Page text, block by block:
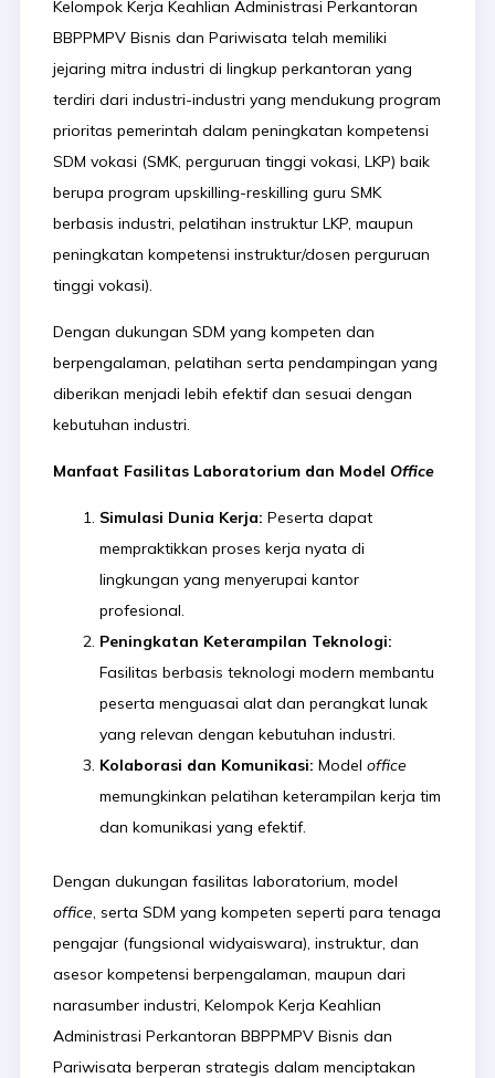
Kelompok Kerja Keahlian Administrasi Perkantoran
BBPPMPV Bisnis dan Pariwisata telah memiliki
jejaring mitra industri di lingkup perkantoran yang
terdiri dari industri-industri yang mendukung program
prioritas pemerintah dalam peningkatan kompetensi
SDM vokasi (SMK, perguruan tinggi vokasi, LKP) baik
berupa program upskilling-reskilling guru SMK
berbasis industri, pelatihan instruktur LKP, maupun
peningkatan kompetensi instruktur/dosen perguruan
tinggi vokasi).
Dengan dukungan SDM yang kompeten dan
berpengalaman, pelatihan serta pendampingan yang
diberikan menjadi lebih efektif dan sesuai dengan
kebutuhan industri.
Manfaat Fasilitas Laboratorium dan Model Office
Simulasi Dunia Kerja: Peserta dapat
mempraktikkan proses kerja nyata di
lingkungan yang menyerupai kantor
profesional.
Peningkatan Keterampilan Teknologi:
Fasilitas berbasis teknologi modern membantu
peserta menguasai alat dan perangkat lunak
yang relevan dengan kebutuhan industri.
Kolaborasi dan Komunikasi: Model office
memungkinkan pelatihan keterampilan kerja tim
dan komunikasi yang efektif.
Dengan dukungan fasilitas laboratorium, model
office, serta SDM yang kompeten seperti para tenaga
pengajar (fungsional widyaiswara), instruktur, dan
asesor kompetensi berpengalaman, maupun dari
narasumber industri, Kelompok Kerja Keahlian
Administrasi Perkantoran BBPPMPV Bisnis dan
Pariwisata berperan strategis dalam menciptakan